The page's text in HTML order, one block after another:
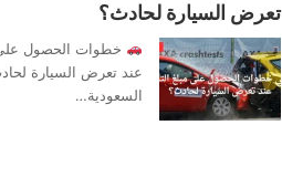
تعرض السيارة لحادث؟
خطوات الحصول على
عند تعرض السيارة
السعودية…